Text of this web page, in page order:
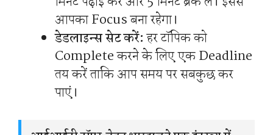
आपका Focus बना रहेगा।
डेडलाइन्स सेट करें:हर टॉपिक को
Complete करने के लिए एक Deadline
तय करें ताकि आप समय पर सबकुछ कर
पाएं।